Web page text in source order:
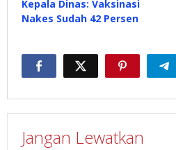
pos
Kepala Dinas: Vaksinasi
Nakes Sudah 42 Persen
Jangan Lewatkan